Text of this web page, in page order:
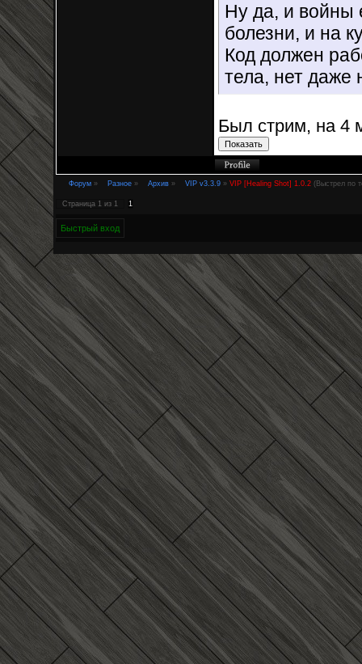
Ну да, и войны
болезни, и на
Код должен
тела, нет даже
Был стрим, на 4
Форум » Разное » Архив » VIP v3.3.9 » VIP [Healing Shot] 1.0.2 (Выстрел по
Страница 1 из 1 1